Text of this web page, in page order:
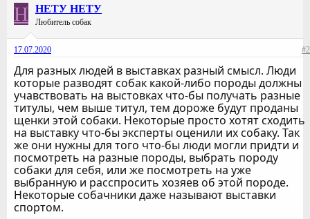
Н НЕТУ НЕТУ
Любитель собак
17.07.2020 #2
Для разных людей в выставках разный смысл. Люди
которые разводят собак какой-либо породы должны
учавствовать на выстовках что-бы получать разные
титулы, чем выше титул, тем дороже будут проданы
щенки этой собаки. Некоторые просто хотят сходить
на выставку что-бы эксперты оценили их собаку. Так
же они нужны для того что-бы люди могли придти и
посмотреть на разные породы, выбрать породу
собаки для себя, или же посмотреть на уже
выбранную и расспросить хозяев об этой породе.
Некоторые собачники даже называют выставки
спортом.